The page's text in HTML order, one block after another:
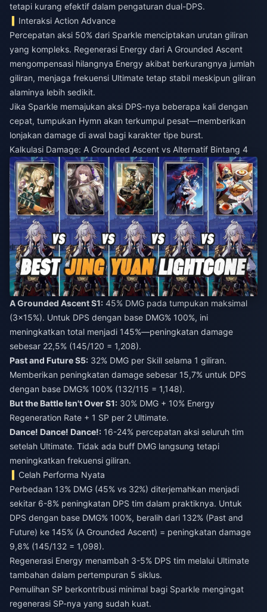
tetapi kurang efektif dalam pengaturan dual-DPS.
Interaksi Action Advance
Percepatan aksi 50% dari Sparkle menciptakan urutan giliran
yang kompleks. Regenerasi Energy dari A Grounded Ascent
mengompensasi hilangnya Energy akibat berkurangnya jumlah
giliran, menjaga frekuensi Ultimate tetap stabil meskipun giliran
alaminya lebih sedikit.
Jika Sparkle memajukan aksi DPS-nya beberapa kali dengan
cepat, tumpukan Hymn akan terkumpul pesat—memberikan
lonjakan damage di awal bagi karakter tipe burst.
Kalkulasi Damage: A Grounded Ascent vs Alternatif Bintang 4
A Grounded Ascent S1: 45% DMG pada tumpukan maksimal
(3×15%). Untuk DPS dengan base DMG% 100%, ini
meningkatkan total menjadi 145%—peningkatan damage
sebesar 22,5% (145/120 = 1,208).
Past and Future S5: 32% DMG per Skill selama 1 giliran.
Memberikan peningkatan damage sebesar 15,7% untuk DPS
dengan base DMG% 100% (132/115 = 1,148).
But the Battle Isn't Over S1: 30% DMG + 10% Energy
Regeneration Rate + 1 SP per 2 Ultimate.
Dance! Dance! Dance!: 16-24% percepatan aksi seluruh tim
setelah Ultimate. Tidak ada buff DMG langsung tetapi
meningkatkan frekuensi giliran.
Celah Performa Nyata
Perbedaan 13% DMG (45% vs 32%) diterjemahkan menjadi
sekitar 6-8% peningkatan DPS tim dalam praktiknya. Untuk
DPS dengan base DMG% 100%, beralih dari 132% (Past and
Future) ke 145% (A Grounded Ascent) = peningkatan damage
9,8% (145/132 = 1,098).
Regenerasi Energy menambah 3-5% DPS tim melalui Ultimate
tambahan dalam pertempuran 5 siklus.
Pemulihan SP berkontribusi minimal bagi Sparkle mengingat
regenerasi SP-nya yang sudah kuat.